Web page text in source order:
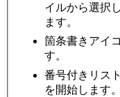
イルから選択
ます。
箇条書きアイ
す。
番号付きリス
を開始します。